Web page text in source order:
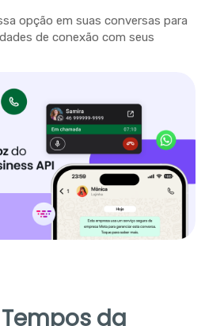
opção em suas conversas para
de conexão com seus
da